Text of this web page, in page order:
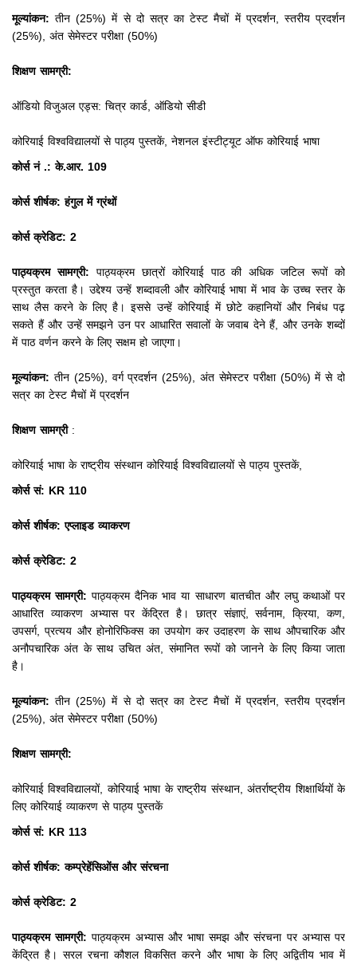
मूल्यांकन: तीन (25%) में से दो सत्र का टेस्ट मैचों में प्रदर्शन, स्तरीय प्रदर्शन
(25%), अंत सेमेस्टर परीक्षा (50%)
शिक्षण सामग्री:
ऑडियो विजुअल एड्स: चित्र कार्ड, ऑडियो सीडी
कोरियाई विश्वविद्यालयों से पाठ्य पुस्तकें, नेशनल इंस्टीट्यूट ऑफ कोरियाई भाषा
कोर्स नं .: के.आर. 109
कोर्स शीर्षक: हंगुल में ग्रंथों
कोर्स क्रेडिट: 2
पाठ्यक्रम सामग्री: पाठ्यक्रम छात्रों कोरियाई पाठ की अधिक जटिल रूपों को
प्रस्तुत करता है। उद्देश्य उन्हें शब्दावली और कोरियाई भाषा में भाव के उच्च स्तर के
साथ लैस करने के लिए है।इससे उन्हें कोरियाई में छोटे कहानियों और निबंध पढ़
सकते हैं और उन्हें समझने उन पर आधारित सवालों के जवाब देने हैं, और उनके शब्दों
में पाठ वर्णन करने के लिए सक्षम हो जाएगा।
मूल्यांकन: तीन (25%), वर्ग प्रदर्शन (25%), अंत सेमेस्टर परीक्षा (50%) में से दो
सत्र का टेस्ट मैचों में प्रदर्शन
शिक्षण सामग्री:
कोरियाई भाषा के राष्ट्रीय संस्थान कोरियाई विश्वविद्यालयों से पाठ्य पुस्तकें,
कोर्स सं: KR 110
कोर्स शीर्षक: एप्लाइड व्याकरण
कोर्स क्रेडिट: 2
पाठ्यक्रम सामग्री: पाठ्यक्रम दैनिक भाव या साधारण बातचीत और लघु कथाओं पर
आधारित व्याकरण अभ्यास पर केंद्रित है। छात्र संज्ञाएं, सर्वनाम, क्रिया, कण,
उपसर्ग, प्रत्यय और होनोरिफिक्स का उपयोग कर उदाहरण के साथ औपचारिक और
अनौपचारिक अंत के साथ उचित अंत, संमानित रूपों को जानने के लिए किया जाता
है।
मूल्यांकन: तीन (25%) में से दो सत्र का टेस्ट मैचों में प्रदर्शन, स्तरीय प्रदर्शन
(25%), अंत सेमेस्टर परीक्षा (50%)
शिक्षण सामग्री:
कोरियाई विश्वविद्यालयों, कोरियाई भाषा के राष्ट्रीय संस्थान, अंतर्राष्ट्रीय शिक्षार्थियों के
लिए कोरियाई व्याकरण से पाठ्य पुस्तकें
कोर्स सं: KR 113
कोर्स शीर्षक: कम्प्रेहेंसिओंस और संरचना
कोर्स क्रेडिट: 2
पाठ्यक्रम सामग्री: पाठ्यक्रम अभ्यास और भाषा समझ और संरचना पर अभ्यास पर
केंद्रित है।सरल रचना कौशल विकसित करने और भाषा के लिए अद्वितीय भाव में